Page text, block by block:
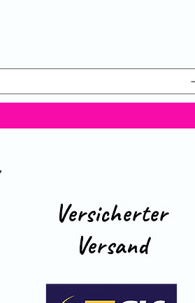
Versicherter
Versand